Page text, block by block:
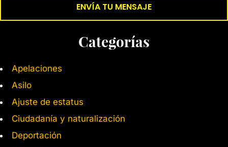
Categorías
Apelaciones
Asilo
Ajuste de estatus
Ciudadanía y naturalización
Deportación